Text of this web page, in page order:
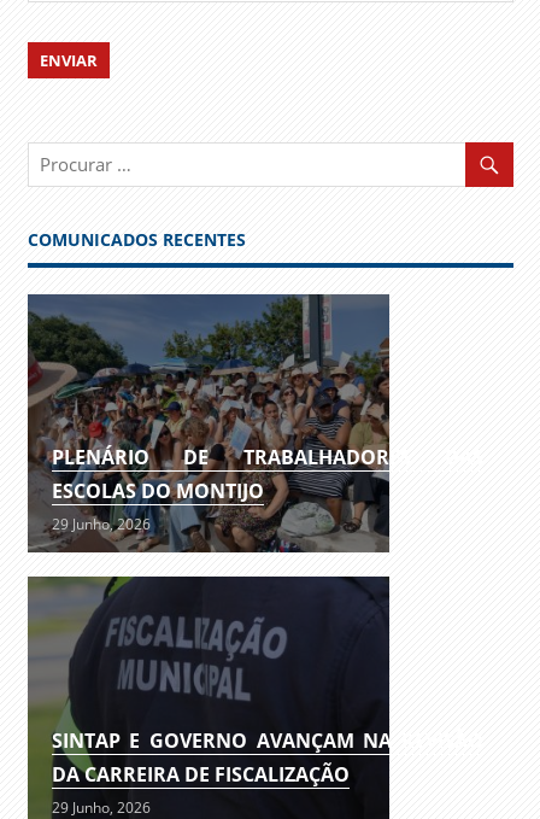
COMUNICADOS RECENTES
PLENÁRIO DE TRABALHADORES DAS
ESCOLAS DO MONTIJO
29 Junho, 2026
SINTAP E GOVERNO AVANÇAM NA REVISÃO
DA CARREIRA DE FISCALIZAÇÃO
29 Junho, 2026